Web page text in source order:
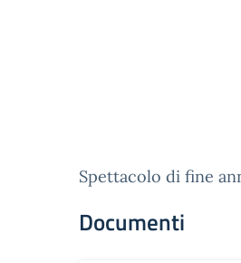
Spettacolo di fine
Documenti